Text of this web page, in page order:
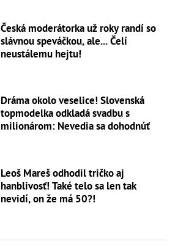
Česká moderátorka už roky randí so
slávnou speváčkou, ale... Čelí
neustálemu hejtu!
Dráma okolo veselice! Slovenská
topmodelka odkladá svadbu s
milionárom: Nevedia sa dohodnúť
Leoš Mareš odhodil tričko aj
hanblivosť! Také telo sa len tak
nevidí, on že má 50?!